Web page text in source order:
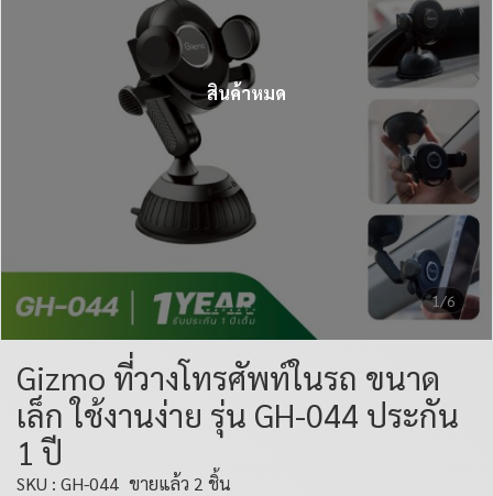
1/6
สินค้าหมด
Gizmo ที่วางโทรศัพท์ในรถ ขนาด
เล็ก ใช้งานง่าย รุ่น GH-044 ประกัน
1 ปี
SKU : GH-044 ขายแล้ว 2 ชิ้น